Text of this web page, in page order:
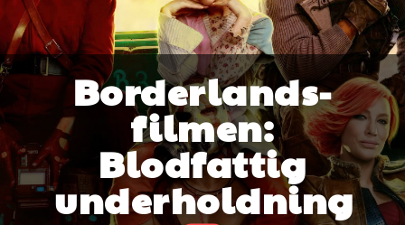
Borderlands-
filmen:
Blodfattig
underholdning